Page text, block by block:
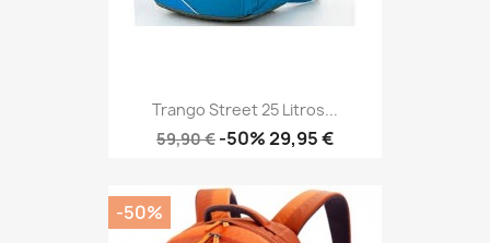
Trango Street 25 Litros...
Precio
59,90 € -50% Precio
29,95 €
-50%